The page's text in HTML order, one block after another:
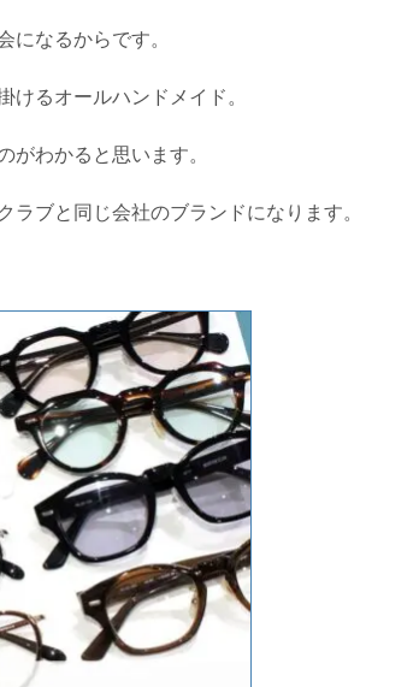
なるからです。
るオールハンドメイド。
わかると思います。
ブと同じ会社のブランドになります。